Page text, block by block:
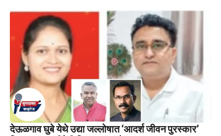
देऊळगाव घुबे येथे उद्या जल्लोषात ‘आदर्श जीवन पुरस्कार’